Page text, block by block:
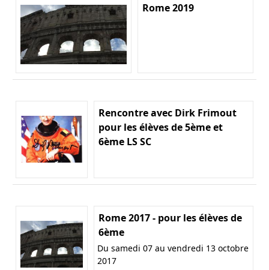
Rome 2019
Rencontre avec Dirk Frimout
pour les élèves de 5ème et
6ème LS SC
Rome 2017 - pour les élèves de
6ème
Du samedi 07 au vendredi 13 octobre
2017